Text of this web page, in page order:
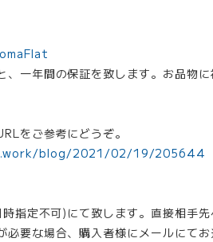
、一年間の保証を致します。お品物
をご参考にどうぞ。
blog/2021/02/19/205644
指定不可)にて致します。直接相手
要な場合、購入者様にメールにて